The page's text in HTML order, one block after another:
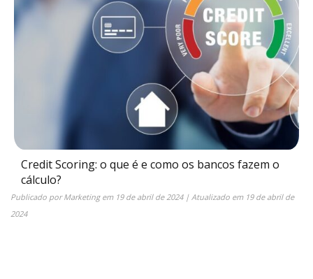
Credit Scoring: o que é e como os bancos fazem o
cálculo?
Publicado porMarketingem 19 de abril de 2024| Atualizado em 19 de abril de
2024